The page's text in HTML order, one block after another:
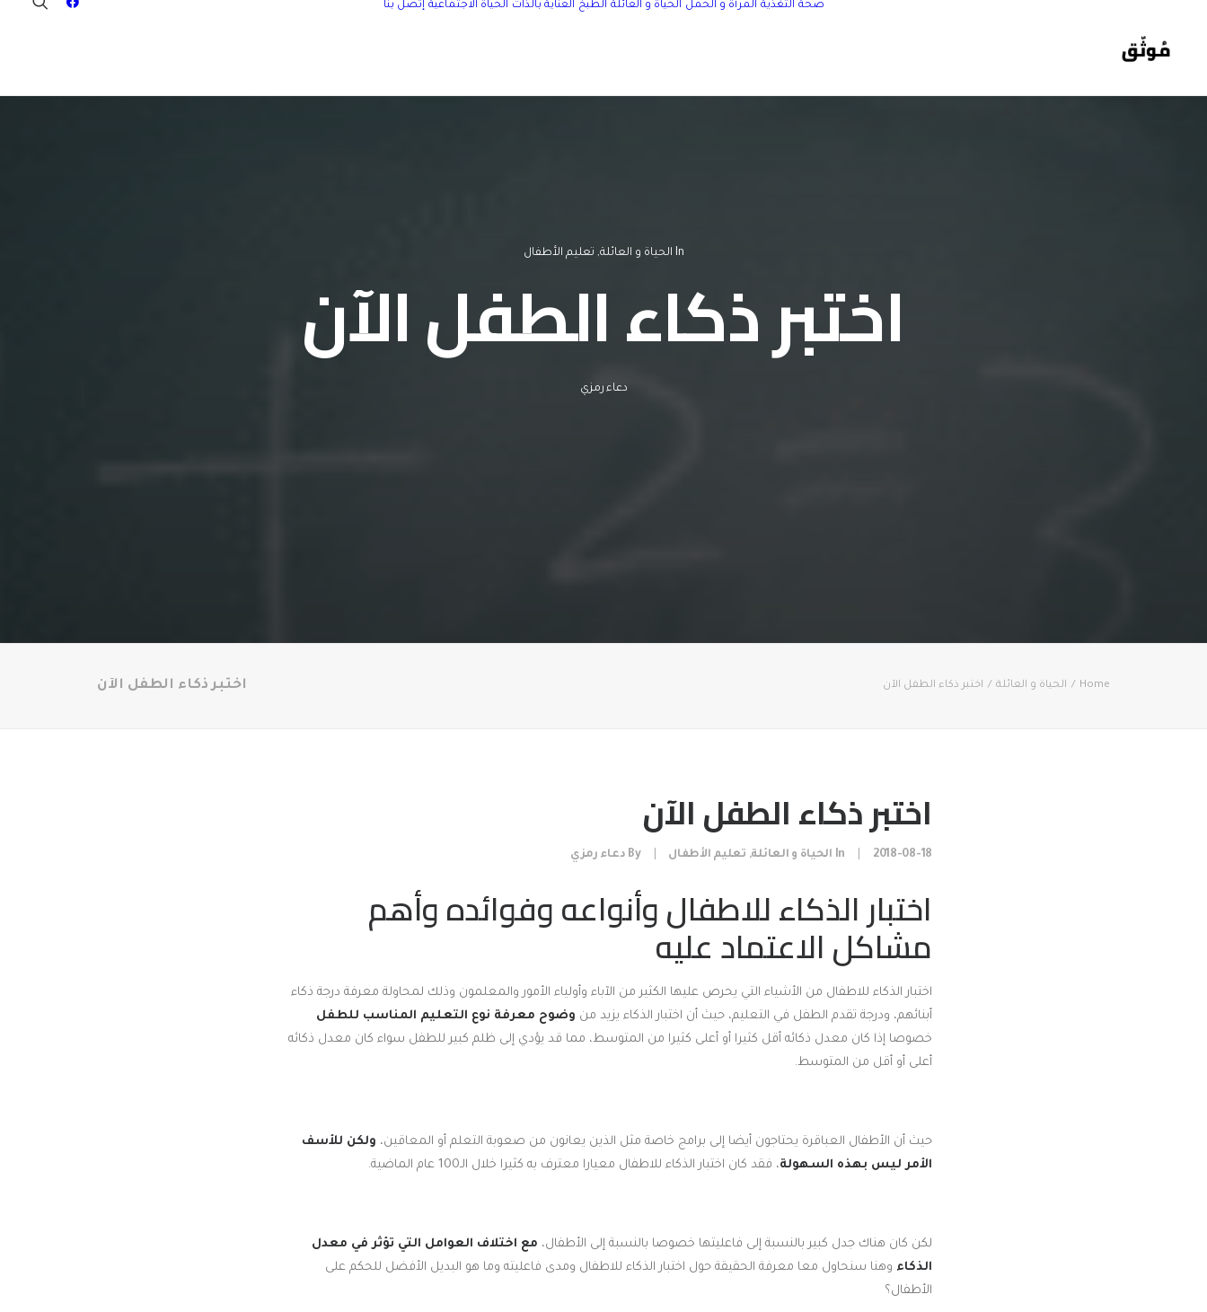
صحة التغذية المرأة و الحمل الحياة و العائلة الطبخ العناية بالذات الحياة الاجتماعية إتصل بنا
In الحياة و العائلة, تعليم الأطفال
اختبر ذكاء الطفل الآن
دعاء رمزي
اختبر ذكاء الطفل الآن Home الحياة و العائلة اختبر ذكاء الطفل الآن
اختبر ذكاء الطفل الآن
2018-08-18
In الحياة و العائلة, تعليم الأطفال By دعاء رمزي
اختبار الذكاء للاطفال وأنواعه وفوائده وأهم
مشاكل الاعتماد عليه
اختبار الذكاء للاطفال من الأشياء التي يحرص عليها الكثير من الآباء وأولياء الأمور والمعلمون وذلك لمحاولة معرفة درجة ذكاء
أبنائهم، ودرجة تقدم الطفل في التعليم، حيث أن اختبار الذكاء يزيد من وضوح معرفة نوع التعليم المناسب للطفل
خصوصا إذا كان معدل ذكائه أقل كثيرا أو أعلى كثيرا من المتوسط، مما قد يؤدي إلى ظلم كبير للطفل سواء كان معدل ذكائه
أعلى أو أقل من المتوسط.
حيث أن الأطفال العباقرة يحتاجون أيضا إلى برامج خاصة مثل الذين يعانون من صعوبة التعلم أو المعاقين، ولكن للأسف
الأمر ليس بهذه السهولة، فقد كان اختبار الذكاء للاطفال معيارا معترف به كثيرا خلال الـ100 عام الماضية.
لكن كان هناك جدل كبير بالنسبة إلى فاعليتها خصوصا بالنسبة إلى الأطفال، مع اختلاف العوامل التي تؤثر في معدل
الذكاء وهنا سنحاول معا معرفة الحقيقة حول اختبار الذكاء للاطفال ومدى فاعليته وما هو البديل الأفضل للحكم على
الأطفال؟